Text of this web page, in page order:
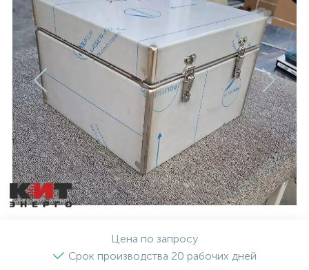
Цена по запросу
Срок производства 20 рабочих дней